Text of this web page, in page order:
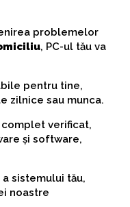
problemelor
, PC-ul tău va
pentru tine,
zilnice sau munca.
complet verificat,
și software,
sistemului tău,
noastre